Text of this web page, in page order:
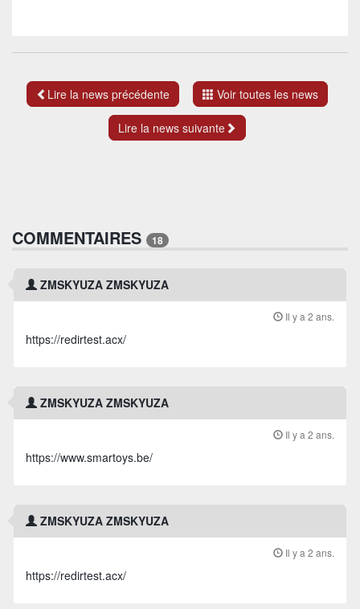
Lire la news précédente Voir toutes les news
Lire la news suivante
COMMENTAIRES 18
ZMSKYUZA ZMSKYUZA
Il y a 2 ans.
https://redirtest.acx/
ZMSKYUZA ZMSKYUZA
Il y a 2 ans.
https://www.smartoys.be/
ZMSKYUZA ZMSKYUZA
Il y a 2 ans.
https://redirtest.acx/